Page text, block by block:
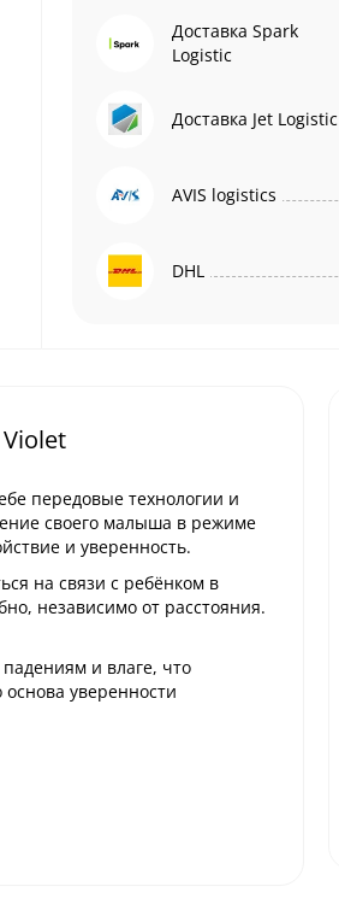
Доставка Spark
Logistic
Доставка Jet Logistic
AVIS logistics
DHL
передовые технологии и
своего малыша в режиме
и уверенность.
на связи с ребёнком в
независимо от расстояния.
и влаге, что
уверенности